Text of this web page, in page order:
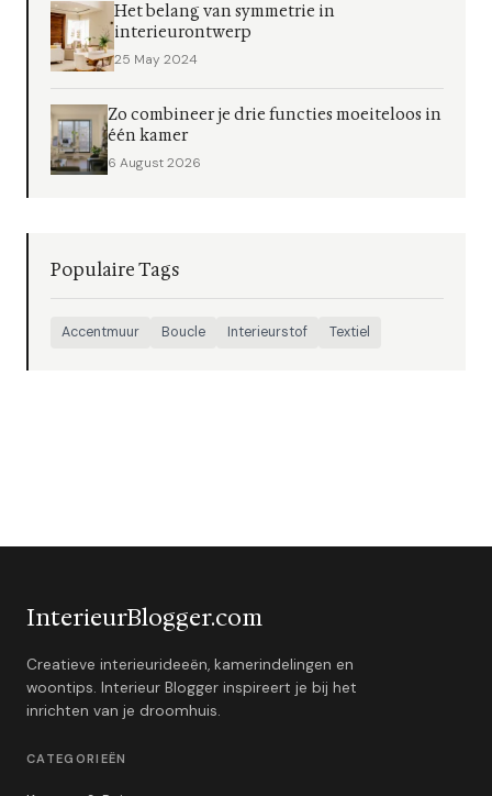
Het belang van symmetrie in
interieurontwerp
25 May 2024
Zo combineer je drie functies moeiteloos in
één kamer
6 August 2026
Populaire Tags
Accentmuur Boucle Interieurstof Textiel
InterieurBlogger.com
Creatieve interieurideeën, kamerindelingen en
woontips. Interieur Blogger inspireert je bij het
inrichten van je droomhuis.
CATEGORIEËN